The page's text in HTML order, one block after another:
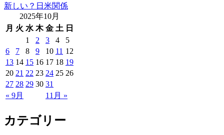
新しい？日米関係
2025年10月
月 火 水 木 金 土 日
« 9月 11月 »
1 2 3 4
5
6
7 8 9 10 11 12
13 14 15 16 17 18 19
20 21 22 23 24 25 26
27 28 29 30 31
カテゴリー